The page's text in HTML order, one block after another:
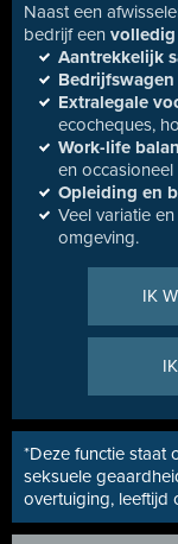
Naast een
bedrijf een volledig
Aantrekkelijk
Bedrijfswagen
Extralegale
ecocheques,
Work-life
en
Opleiding en
Veel variatie
omgeving.
IK
*Deze functie staat
seksuele
overtuiging, leeftijd